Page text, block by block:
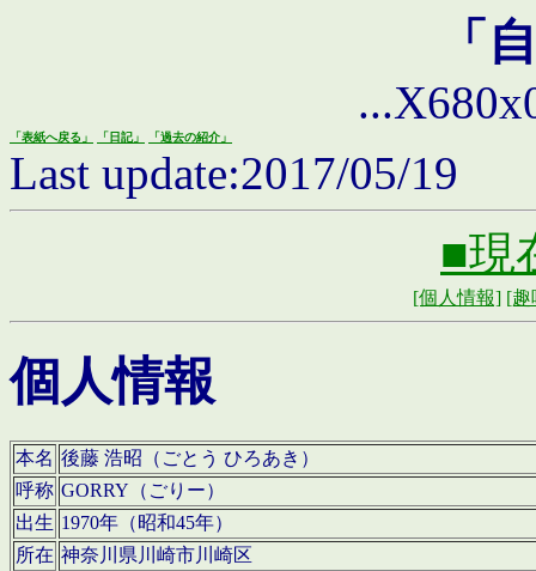
「
「表紙へ戻る」 「日記」 「過去の紹介」
Last update:2017/05/19
■現
[個人情報] [趣
個人情報
本名 後藤 浩昭（ごとう ひろあき）
呼称 GORRY（ごりー）
出生 1970年（昭和45年）
所在 神奈川県川崎市川崎区